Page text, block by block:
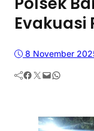
Evakuasi
8 November
Facebook Twitter Mail WhatsApp